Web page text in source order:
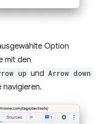
Option
mit den
up und Arrow down
navigieren.